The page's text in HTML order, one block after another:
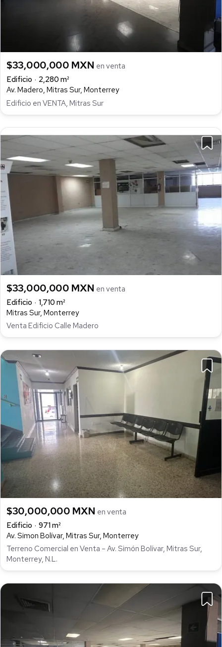
$33,000,000 MXN en venta
Edificio
2,280 m²
Av. Madero, Mitras Sur, Monterrey
Edificio en VENTA, Mitras Sur
$33,000,000 MXN en venta
Edificio
1,710 m²
Mitras Sur, Monterrey
Venta Edificio Calle Madero
$30,000,000 MXN en venta
Edificio
971 m²
Av. Simon Bolívar, Mitras Sur, Monterrey
Terreno Comercial en Venta – Av. Simón Bolívar, Mitras Sur,
Monterrey, N.L.